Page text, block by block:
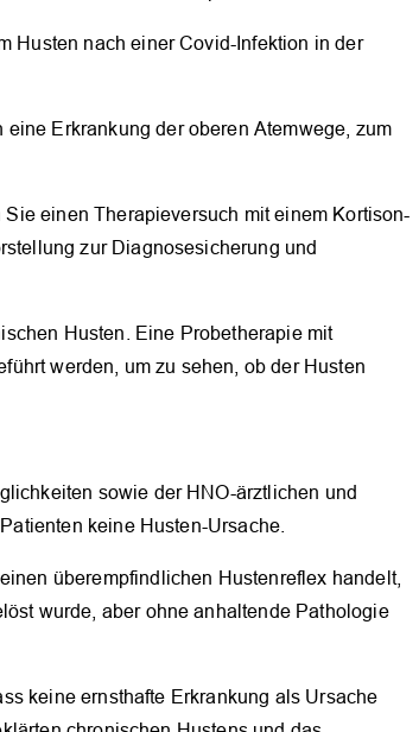
Husten nach einer Covid-Infektion in der
Erkrankung der oberen Atemwege, zum
einen Therapieversuch mit einem Kortison-
zur Diagnosesicherung und
Husten. Eine Probetherapie mit
werden, um zu sehen, ob der Husten
sowie der HNO-ärztlichen und
keine Husten-Ursache.
überempfindlichen Hustenreflex handelt,
wurde, aber ohne anhaltende Pathologie
keine ernsthafte Erkrankung als Ursache